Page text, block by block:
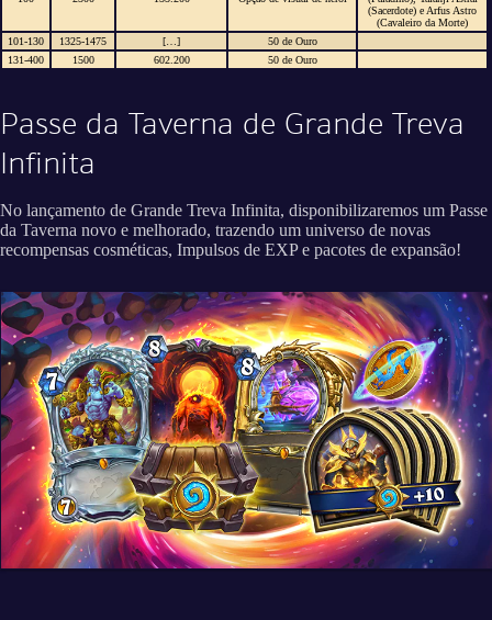
(Sacerdote) e Arfus Astro
(Cavaleiro da Morte)
101-130
1325-1475 […]
50 de Ouro
131-400
1500 602.200 50 de Ouro
Passe da Taverna de Grande Treva
Infinita
No lançamento de Grande Treva Infinita, disponibilizaremos um Passe
da Taverna novo e melhorado, trazendo um universo de novas
recompensas cosméticas, Impulsos de EXP e pacotes de expansão!